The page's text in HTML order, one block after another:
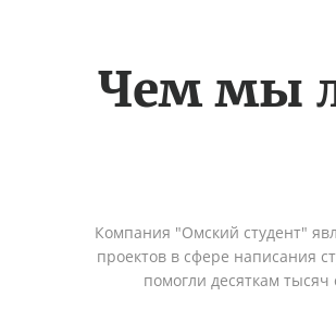
Чем мы
Компания "Омский студент"
проектов в сфере написания
помогли десяткам